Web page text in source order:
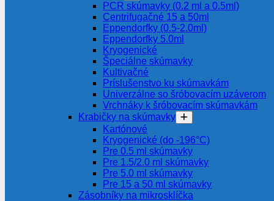
PCR skúmavky (0.2 ml a 0.5ml)
Centrifugačné 15 a 50ml
Eppendorfky (0.5-2.0ml)
Eppendorfky 5.0ml
Kryogenické
Špeciálne skúmavky
Kultivačné
Príslušenstvo ku skúmavkám
Univerzálne so šróbovacím uzáverom
Vrchnáky k šróbovacím skúmavkám
Krabičky na skúmavky
Kartónové
Kryogenické (do -196°C)
Pre 0.5 ml skúmavky
Pre 1.5/2.0 ml skúmavky
Pre 5.0 ml skúmavky
Pre 15 a 50 ml skúmavky
Zásobníky na mikrosklíčka